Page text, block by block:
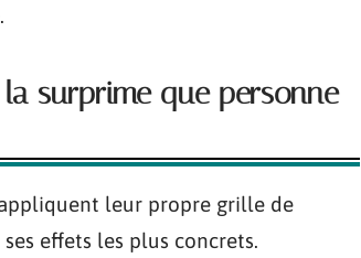
surprime que personne
leur propre grille de
effets les plus concrets.